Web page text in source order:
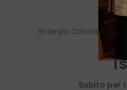
Sciarpa Cotone/Modal
Subito per